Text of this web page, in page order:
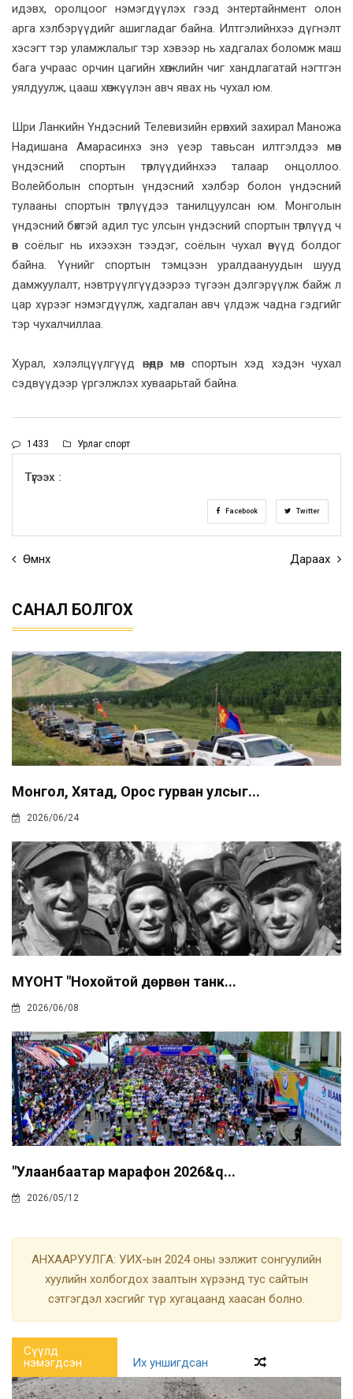
идэвх, оролцоог нэмэгдүүлэх гээд энтертайнмент олон
арга хэлбэрүүдийг ашигладаг байна. Илтгэлийнхээ дүгнэлт
хэсэгт тэр уламжлалыг тэр хэвээр нь хадгалах боломж маш
бага учраас орчин цагийн хөгжлийн чиг хандлагатай нэгтгэн
уялдуулж, цааш хөгжүүлэн авч явах нь чухал юм.
Шри Ланкийн Үндэсний Телевизийн ерөнхий захирал Маножа
Надишана Амарасинхэ энэ үеэр тавьсан илтгэлдээ мөн
үндэсний спортын төрлүүдийнхээ талаар онцоллоо.
Волейболын спортын үндэсний хэлбэр болон үндэсний
тулааны спортын төрлүүдээ танилцуулсан юм. Монголын
үндэсний бөхтэй адил тус улсын үндэсний спортын төрлүүд ч
өв соёлыг нь ихээхэн тээдэг, соёлын чухал өвүүд болдог
байна. Үүнийг спортын тэмцээн уралдаануудын шууд
дамжуулалт, нэвтрүүлгүүдээрээ түгээн дэлгэрүүлж байж л
цар хүрээг нэмэгдүүлж, хадгалан авч үлдэж чадна гэдгийг
тэр чухалчиллаа.
Хурал, хэлэлцүүлгүүд өнөөдөр мөн спортын хэд хэдэн чухал
сэдвүүдээр үргэлжлэх хуваарьтай байна.
1433 Урлаг спорт
Түгээх :
Facebook Twitter
Өмнөх Дараах
САНАЛ БОЛГОХ
Монгол, Хятад, Орос гурван улсыг...
2026/06/24
МҮОНТ "Нохойтой дөрвөн танк...
2026/06/08
"Улаанбаатар марафон 2026&q...
2026/05/12
АНХААРУУЛГА: УИХ-ын 2024 оны ээлжит сонгуулийн
хуулийн холбогдох заалтын хүрээнд тус сайтын
сэтгэгдэл хэсгийг түр хугацаанд хаасан болно.
Сүүлд
нэмэгдсэн
Их уншигдсан